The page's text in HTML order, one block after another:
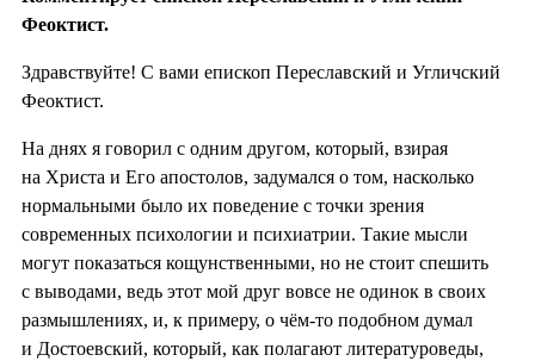
Феоктист.
Здравствуйте! С вами епископ Переславский и Угличский
Феоктист.
На днях я говорил с одним другом, который, взирая
на Христа и Его апостолов, задумался о том, насколько
нормальными было их поведение с точки зрения
современных психологии и психиатрии. Такие мысли
могут показаться кощунственными, но не стоит спешить
с выводами, ведь этот мой друг вовсе не одинок в своих
размышлениях, и, к примеру, о чём-то подобном думал
и Достоевский, который, как полагают литературоведы,